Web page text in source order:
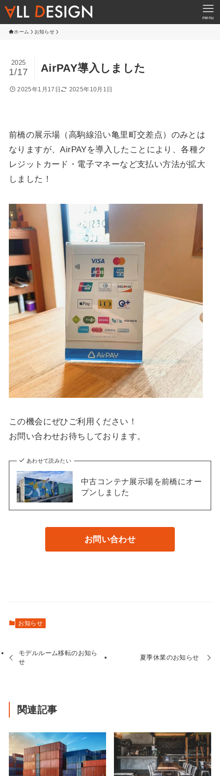
menu
ホーム お知らせ
AirPAY導入しました
2025
1/17
2025年1月17日 2025年10月1日
前橋の展示場（高駒線沿い亀里町交差点）のみとは
なりますが、AirPAYを導入したことにより、各種ク
レジットカード・電子マネーなど支払い方法が拡大
しました！
この機会にぜひご利用ください！
お問い合わせお待ちしております。
あわせて読みたい
中古コンテナ展示場を前橋にオー
プンしました
お問い合わせ
お知らせ
モデルルーム移転のお知ら
せ
夏季休業のお知らせ
関連記事